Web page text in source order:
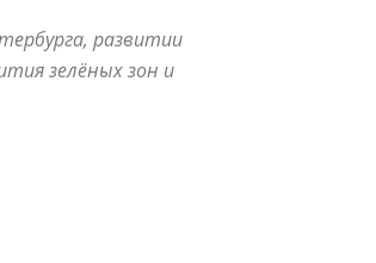
развитии
зелёных зон и